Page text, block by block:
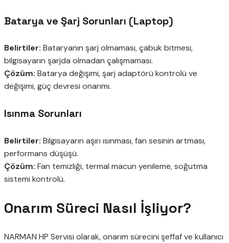
Batarya ve Şarj Sorunları (Laptop)
Belirtiler: Bataryanın şarj olmaması, çabuk bitmesi,
bilgisayarın şarjda olmadan çalışmaması.
Çözüm: Batarya değişimi, şarj adaptörü kontrolü ve
değişimi, güç devresi onarımı.
Isınma Sorunları
Belirtiler: Bilgisayarın aşırı ısınması, fan sesinin artması,
performans düşüşü.
Çözüm: Fan temizliği, termal macun yenileme, soğutma
sistemi kontrolü.
Onarım Süreci Nasıl İşliyor?
NARMAN HP Servisi olarak, onarım sürecini şeffaf ve kullanıcı